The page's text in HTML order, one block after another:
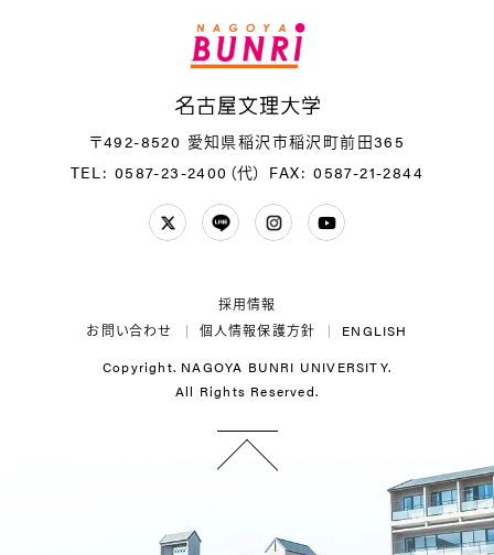
〒492-8520 愛知県稲沢市稲沢町前田365
TEL: 0587-23-2400（代） FAX: 0587-21-2844
ENGLISH
個人情報保護方針
お問い合わせ
採用情報
Copyright. NAGOYA BUNRI UNIVERSITY.
All Rights Reserved.